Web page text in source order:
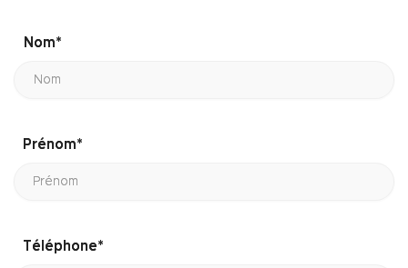
Nom*
Prénom*
Téléphone*